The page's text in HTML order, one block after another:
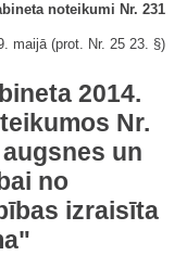
noteikumi Nr. 231
maijā (prot. Nr. 25 23. §)
2014.
Nr.
un
no
izraisīta